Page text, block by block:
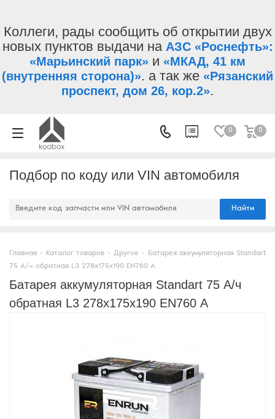
Коллеги, рады сообщить об открытии двух
новых пунктов выдачи на АЗС «Роснефть»:
«Марьинский парк» и «МКАД, 41 км
(внутренняя сторона)». а так же «Рязанский
проспект, дом 26, кор.2».
0 0
Подбор по коду или VIN автомобиля
Найти
Главная - Каталог товаров - Другое -
Батарея аккумуляторная Standart
75 А/ч обратная L3 278х175х190 EN760 А
Батарея аккумуляторная Standart 75 А/ч
обратная L3 278х175х190 EN760 А